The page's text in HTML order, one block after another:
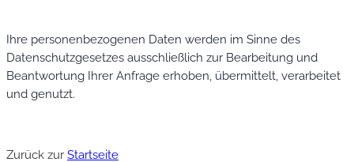
Ihre personenbezogenen Daten werden im Sinne des
Datenschutzgesetzes ausschließlich zur Bearbeitung und
Beantwortung Ihrer Anfrage erhoben, übermittelt, verarbeitet
und genutzt.
Zurück zur Startseite